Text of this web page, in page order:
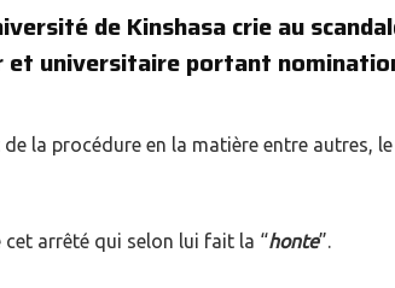
de Kinshasa crie au
et universitaire portant
de la procédure en la matière entre
cet arrêté qui selon lui fait la “honte”.